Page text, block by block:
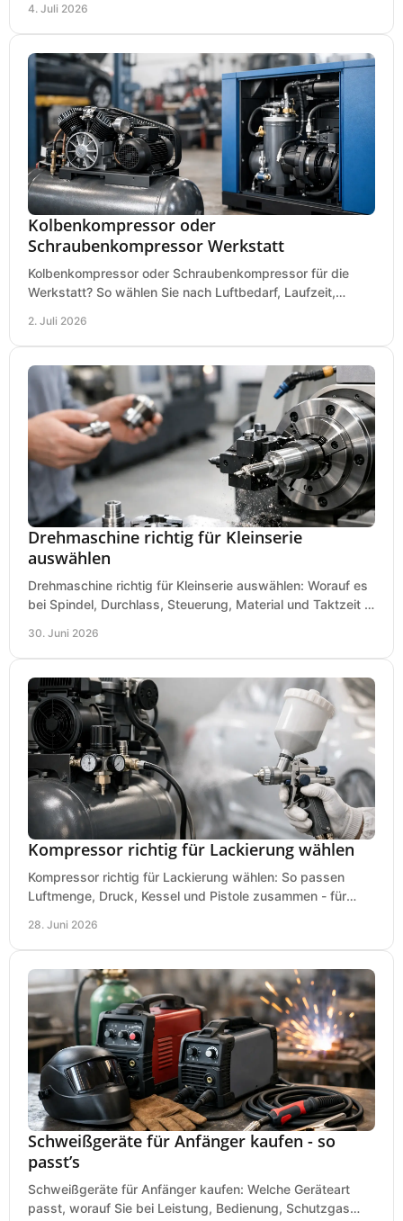
4. Juli 2026
Kolbenkompressor oder
Schraubenkompressor Werkstatt
Kolbenkompressor oder Schraubenkompressor für die
Werkstatt? So wählen Sie nach Luftbedarf, Laufzeit,
2. Juli 2026
Drehmaschine richtig für Kleinserie
auswählen
Drehmaschine richtig für Kleinserie auswählen: Worauf es
bei Spindel, Durchlass, Steuerung, Material und Taktzeit in
30. Juni 2026
Kompressor richtig für Lackierung wählen
Kompressor richtig für Lackierung wählen: So passen
Luftmenge, Druck, Kessel und Pistole zusammen - für
28. Juni 2026
Schweißgeräte für Anfänger kaufen - so
passt’s
Schweißgeräte für Anfänger kaufen: Welche Geräteart
passt, worauf Sie bei Leistung, Bedienung, Schutzgas